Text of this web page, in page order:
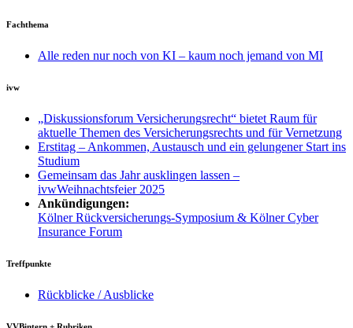
Fachthema
Alle reden nur noch von KI – kaum noch jemand von MI
ivw
„Diskussionsforum Versicherungsrecht“ bietet Raum für
aktuelle Themen des Versicherungsrechts und für Vernetzung
Erstitag – Ankommen, Austausch und ein gelungener Start ins
Studium
Gemeinsam das Jahr ausklingen lassen –
ivwWeihnachtsfeier 2025
Ankündigungen:
Kölner Rückversicherungs-Symposium & Kölner Cyber
Insurance Forum
Treffpunkte
Rückblicke / Ausblicke